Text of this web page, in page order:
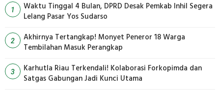
1
Waktu Tinggal 4 Bulan, DPRD Desak Pemkab Inhil Segera
Lelang Pasar Yos Sudarso
2
Akhirnya Tertangkap! Monyet Peneror 18 Warga
Tembilahan Masuk Perangkap
3
Karhutla Riau Terkendali! Kolaborasi Forkopimda dan
Satgas Gabungan Jadi Kunci Utama